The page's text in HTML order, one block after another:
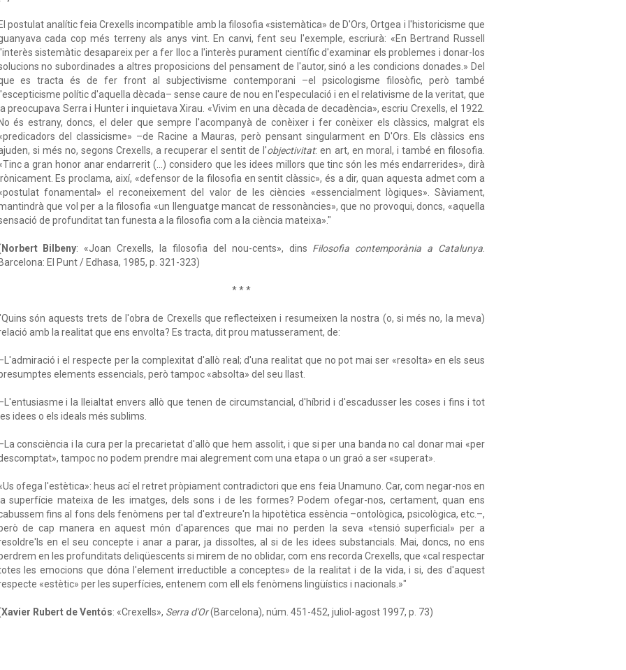
postulat analític feia Crexells incompatible amb la filosofia «sistemàtica» de D'Ors, Ortgea i l'historicisme que
cada cop més terreny als anys vint. En canvi, fent seu l'exemple, escriurà: «En Bertrand Russell
sistemàtic desapareix per a fer lloc a l'interès purament científic d'examinar els problemes i donar-los
no subordinades a altres proposicions del pensament de l'autor, sinó a les condicions donades.» Del
es tracta és de fer front al subjectivisme contemporani –el psicologisme filosòfic, però també
polític d'aquella dècada– sense caure de nou en l'especulació i en el relativisme de la veritat, que
preocupava Serra i Hunter i inquietava Xirau. «Vivim en una dècada de decadència», escriu Crexells, el 1922.
és estrany, doncs, el deler que sempre l'acompanyà de conèixer i fer conèixer els clàssics, malgrat els
del classicisme» –de Racine a Mauras, però pensant singularment en D'Ors. Els clàssics ens
si més no, segons Crexells, a recuperar el sentit de l'objectivitat: en art, en moral, i també en filosofia.
a gran honor anar endarrerit (...) considero que les idees millors que tinc són les més endarrerides», dirà
Es proclama, així, «defensor de la filosofia en sentit clàssic», és a dir, quan aquesta admet com a
fonamental» el reconeixement del valor de les ciències «essencialment lògiques». Sàviament,
que vol per a la filosofia «un llenguatge mancat de ressonàncies», que no provoqui, doncs, «aquella
de profunditat tan funesta a la filosofia com a la ciència mateixa»."
Norbert Bilbeny: «Joan Crexells, la filosofia del nou-cents», dins Filosofia contemporània a Catalunya
El Punt / Edhasa, 1985, p. 321-323)
* * *
són aquests trets de l'obra de Crexells que reflecteixen i resumeixen la nostra (o, si més no, la meva)
amb la realitat que ens envolta? Es tracta, dit prou matusserament, de:
i el respecte per la complexitat d'allò real; d'una realitat que no pot mai ser «resolta» en els seus
elements essencials, però tampoc «absolta» del seu llast.
i la lleialtat envers allò que tenen de circumstancial, d'híbrid i d'escadusser les coses i fins i tot
idees o els ideals més sublims.
consciència i la cura per la precarietat d'allò que hem assolit, i que si per una banda no cal donar mai «per
tampoc no podem prendre mai alegrement com una etapa o un graó a ser «superat».
ofega l'estètica»: heus ací el retret pròpiament contradictori que ens feia Unamuno. Car, com negar-nos en
superfície mateixa de les imatges, dels sons i de les formes? Podem ofegar-nos, certament, quan ens
fins al fons dels fenòmens per tal d'extreure'n la hipotètica essència –ontològica, psicològica, etc.–,
de cap manera en aquest món d'aparences que mai no perden la seva «tensió superficial» per a
en el seu concepte i anar a parar, ja dissoltes, al si de les idees substancials. Mai, doncs, no ens
en les profunditats deliqüescents si mirem de no oblidar, com ens recorda Crexells, que «cal respectar
les emocions que dóna l'element irreductible a conceptes» de la realitat i de la vida, i si, des d'aquest
«estètic» per les superfícies, entenem com ell els fenòmens lingüístics i nacionals.»"
Xavier Rubert de Ventós: «Crexells», Serra d'Or(Barcelona), núm. 451-452, juliol-agost 1997, p. 73)